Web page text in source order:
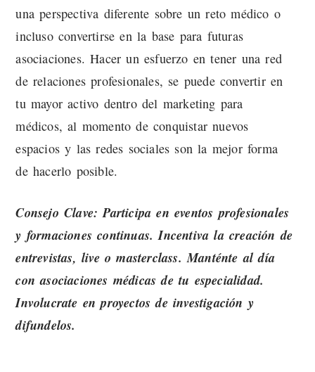
una perspectiva diferente sobre un reto médico o
incluso convertirse en la base para futuras
asociaciones. Hacer un esfuerzo en tener una red
de relaciones profesionales, se puede convertir en
tu mayor activo dentro del marketing para
médicos, al momento de conquistar nuevos
espacios y las redes sociales son la mejor forma
de hacerlo posible.
Consejo Clave: Participa en eventos profesionales
y formaciones continuas. Incentiva la creación de
entrevistas, live o masterclass. Manténte al día
con asociaciones médicas de tu especialidad.
Involucrate en proyectos de investigación y
difundelos.